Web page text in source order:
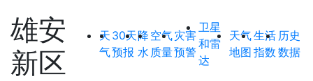
雄安
新区
天
气
30天
预报
降
水
空气
质量
灾害
预警
卫星
和雷
达
天气
地图
生活
指数
历史
数据